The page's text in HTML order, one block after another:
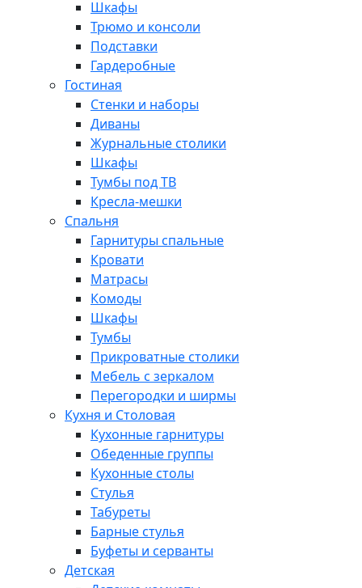
Шкафы
Трюмо и консоли
Подставки
Гардеробные
Гостиная
Стенки и наборы
Диваны
Журнальные столики
Шкафы
Тумбы под ТВ
Кресла-мешки
Спальня
Гарнитуры спальные
Кровати
Матрасы
Комоды
Шкафы
Тумбы
Прикроватные столики
Мебель с зеркалом
Перегородки и ширмы
Кухня и Столовая
Кухонные гарнитуры
Обеденные группы
Кухонные столы
Стулья
Табуреты
Барные стулья
Буфеты и серванты
Детская